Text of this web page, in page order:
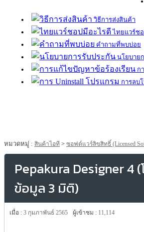
วิธีการส่งสินค้า
ไทยแวร์ช
คำถามที่พบบ่อย
นโยบาย
ก
การลบ
หมวดหมู่ : สินค้าไอที > ซอฟต์แวร์ลิขสิทธิ์ (Licensed
Pepakura Designer 4
ข้อมูล 3 มิติ)
เมื่อ : 3 กุมภาพันธ์ 2565 ผู้เข้าชม : 11,114